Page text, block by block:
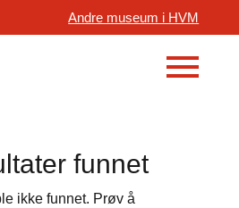
Andre museum i HVM
funnet
ikke funnet. Prøv å